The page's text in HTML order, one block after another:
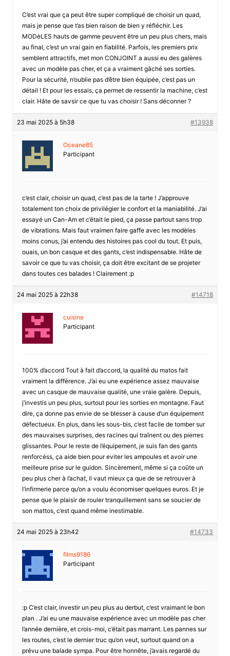
C’est vrai que ça peut être super compliqué de choisir un quad,
mais je pense que t’as bien raison de bien y réfléchir. Les
MODèLES hauts de gamme peuvent être un peu plus chers, mais
au final, c’est un vrai gain en fiabilité. Parfois, les premiers prix
semblent attractifs, met mon CONJOINT a aussi eu des galères
avec un modèle pas cher, et ça a vraiment gâché ses sorties.
Pour la sécurité, n’oublie pas d’être bien équipée, c’est pas un
détail ! Et pour les essais, ça permet de ressentir la machine, c’est
clair. Hâte de savsir ce que tu vas choisir ! Sans déconner ?
23 mai 2025 à 5h38 #13938
Oceane85
Participant
c’est clair, choisir un quad, c’est pas de la tarte ! J’approuve
totalement ton choix de privilégier le confort et la maniabilité. J’ai
essayé un Can-Am et c’était le pied, ça passe partout sans trop
de vibrations. Mais faut vraimen faire gaffe avec les modèles
moins conus, j’ai entendu des histoires pas cool du tout. Et puis,
ouais, un bon casque et des gants, c’est indispensable. Hâte de
savoir ce que tu vas choisir, ça doit être excitant de se projeter
dans toutes ces balades ! Clairement :p
24 mai 2025 à 22h38 #14718
cuisine
Participant
100% d’accord Tout à fait d’accord, la qualité du matos fait
vraiment la différence. J’ai eu une expérience assez mauvaise
avec un casque de mauvaise qualité, une vraie galère. Depuis,
j’investis un peu plus, surtout pour les sorties en montagne. Faut
dire, ça donne pas envie de se blesser à cause d’un équipement
défectueux. En plus, dans les sous-bis, c’est facile de tomber sur
des mauvaises surprises, des racines qui traînent ou des pierres
glissantes. Pour le reste de l’équipement, je suis fan des gants
renforcéss, ça aide bien pour eviter les ampoules et avoir une
meilleure prise sur le guidon. Sincèrement, même si ça coûte un
peu plus cher à l’achat, il vaut mieux ça que de se retrouver à
l’infirmerie parce qu’on a voulu économiser quelques euros. Et je
pense que le plaisir de rouler tranquillement sans se soucier de
son mattos, c’est quand même inestimable.
24 mai 2025 à 23h42 #14733
films9186
Participant
:p C’est clair, investir un peu plus au derbut, c’est vraimant le bon
plan . J’ai eu une mauvaise expérience avec un modèle pas cher
l’année dernière, et crois-moi, c’était pas marrant. Les pannes sur
les routes, c’est le dernier truc qu’on veut, surtout quand on a
prévu une balade sympa. Pour être honnête, j’avais regardé du